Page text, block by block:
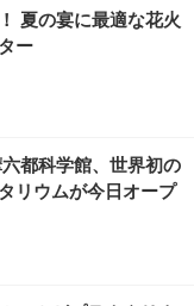
夏の宴に最適な花火
ー
都科学館、世界初の
リウムが今日オープ